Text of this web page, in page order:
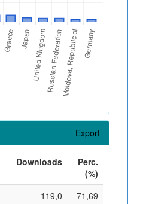
Export
Downloads
Perc.
(%)
119,0
71,69